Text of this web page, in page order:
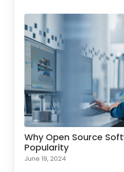
Why Open Source
Popularity
June 19, 2024